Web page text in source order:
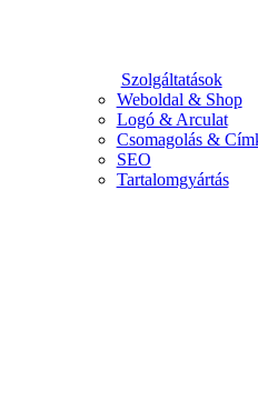
Szolgáltatások
Weboldal & Shop
Logó & Arculat
Csomagolás &
SEO
Tartalomgyártás